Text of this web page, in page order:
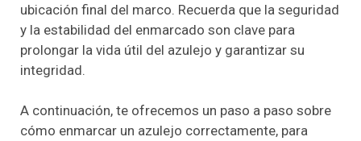
ubicación final del marco. Recuerda que la seguridad
y la estabilidad del enmarcado son clave para
prolongar la vida útil del azulejo y garantizar su
integridad.
A continuación, te ofrecemos un paso a paso sobre
cómo enmarcar un azulejo correctamente, para